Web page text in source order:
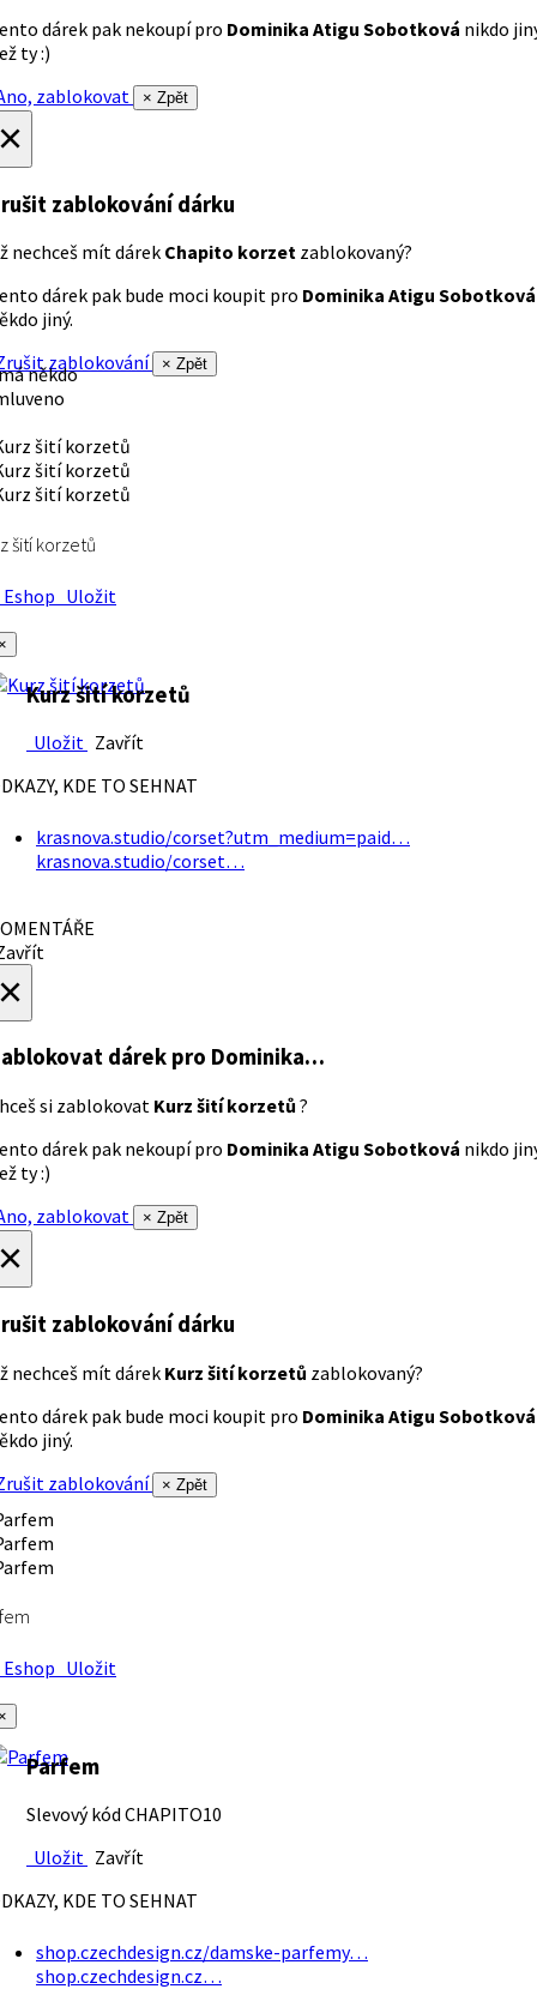
dárek pak nekoupí pro Dominika Atigu Sobotková nikdo
ty :)
zablokovat
× Zpět
zablokování dárku
nechceš mít dárek Chapito korzet zablokovaný?
dárek pak bude moci koupit pro Dominika Atigu Sobotková
jiný.
zablokování
× Zpět
někdo
šití korzetů
Uložit
Kurz šití korzetů
Uložit Zavřít
KDE TO SEHNAT
krasnova.studio/corset?utm_medium=paid…
krasnova.studio/corset…
dárek pro Dominika…
si zablokovat Kurz šití korzetů ?
dárek pak nekoupí pro Dominika Atigu Sobotková nikdo
ty :)
zablokovat
× Zpět
zablokování dárku
nechceš mít dárek Kurz šití korzetů zablokovaný?
dárek pak bude moci koupit pro Dominika Atigu Sobotková
jiný.
zablokování
× Zpět
Uložit
Parfem
Slevový kód CHAPITO10
Uložit Zavřít
KDE TO SEHNAT
shop.czechdesign.cz/damske-parfemy…
shop.czechdesign.cz…